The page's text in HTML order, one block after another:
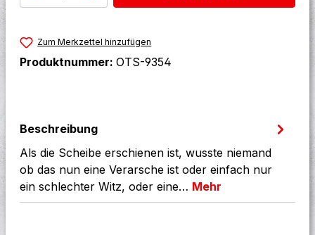
Zum Merkzettel hinzufügen
Produktnummer: OTS-9354
Beschreibung
Als die Scheibe erschienen ist, wusste niemand
ob das nun eine Verarsche ist oder einfach nur
ein schlechter Witz, oder eine… Mehr